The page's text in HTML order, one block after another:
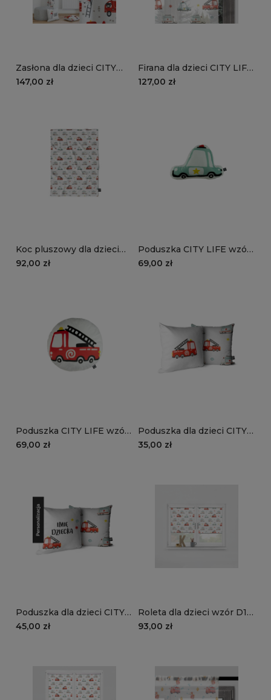
Zasłona dla dzieci CITY
LIFE wzór D116 |
147,00 zł
Firana dla dzieci CITY LIFE
wzór D115 | pojazdy służb
127,00 zł
Koc pluszowy dla dzieci
CITY LIFE wzór D115 |
92,00 zł
Poduszka CITY LIFE wzór
D1153D | samochód
69,00 zł
Poduszka CITY LIFE wzór
D1153D | wóz strażacki
69,00 zł
Poduszka dla dzieci CITY
LIFE wzór D115 | pojazdy
35,00 zł
Poduszka dla dzieci CITY
LIFE wzór D115 z imieniem
45,00 zł
Roleta dla dzieci wzór D115
o wysokości 150 cm |
93,00 zł